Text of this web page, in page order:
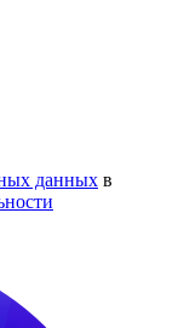
данных в